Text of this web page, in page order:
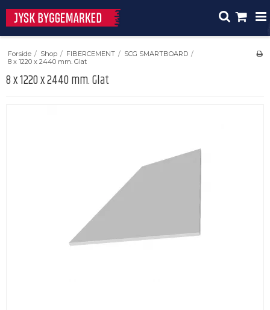
Forside / Shop / FIBERCEMENT / SCG SMARTBOARD /
8 x 1220 x 2440 mm. Glat
8 x 1220 x 2440 mm. Glat